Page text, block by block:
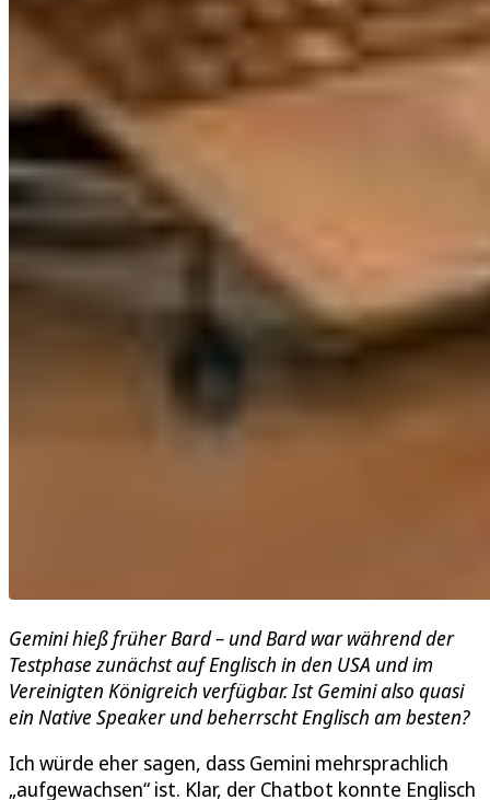
Gemini hieß früher Bard – und Bard war während der
Testphase zunächst auf Englisch in den USA und im
Vereinigten Königreich verfügbar. Ist Gemini also quasi
ein Native Speaker und beherrscht Englisch am besten?
Ich würde eher sagen, dass Gemini mehrsprachlich
„aufgewachsen“ ist. Klar, der Chatbot konnte Englisch